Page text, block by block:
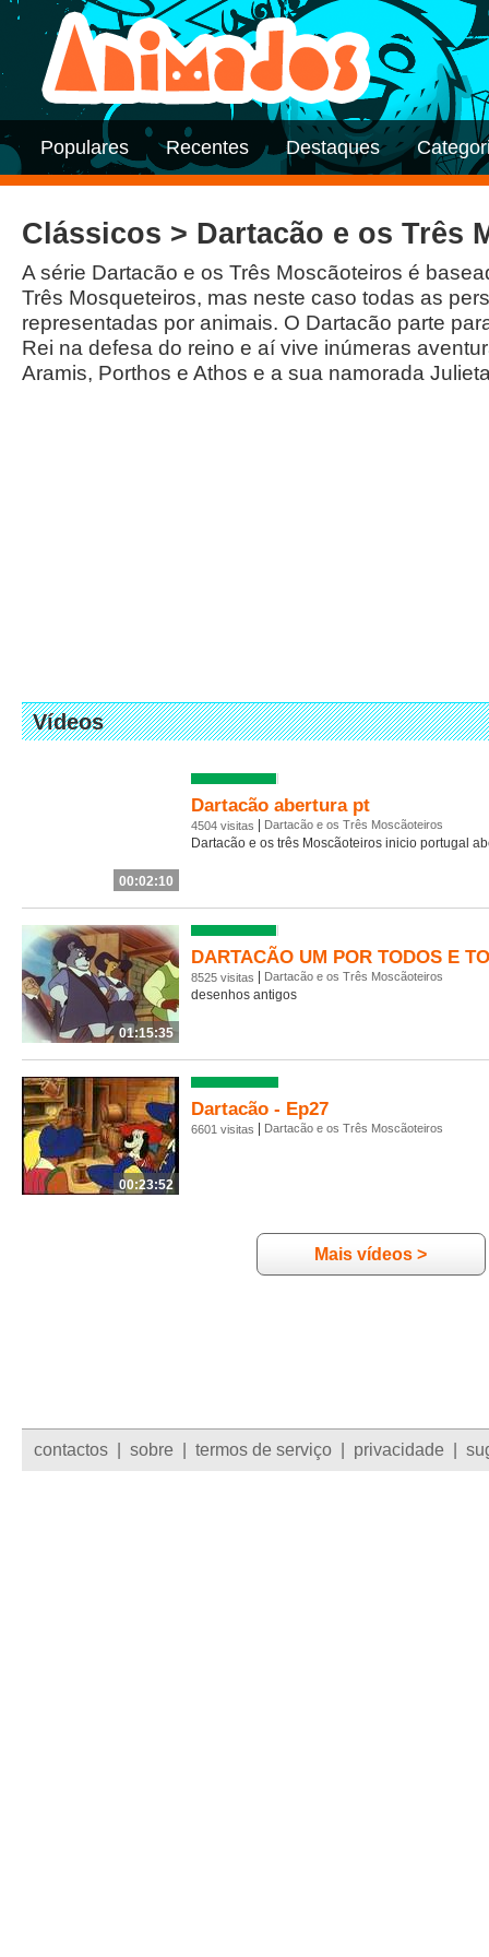
Populares Recentes Destaques
Clássicos > Dartacão e os Três
A série Dartacão e os Três Moscãoteiros é
Três Mosqueteiros, mas neste caso todas as
representadas por animais. O Dartacão parte
Rei na defesa do reino e aí vive inúmeras
Aramis, Porthos e Athos e a sua namorada
Vídeos
00:02:10
Dartacão abertura pt
4504 visitas Dartacão e os Três Moscãoteiros
Dartacão e os três Moscãoteiros inicio portugal
01:15:35
DARTACÃO UM POR TODOS E
8525 visitas Dartacão e os Três Moscãoteiros
desenhos antigos
00:23:52
Dartacão - Ep27
6601 visitas Dartacão e os Três Moscãoteiros
Mais vídeos >
contactos sobre termos de serviço privacidade